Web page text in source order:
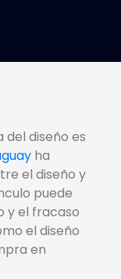
del diseño es
ha
el diseño y
puede
y el fracaso
el diseño
en